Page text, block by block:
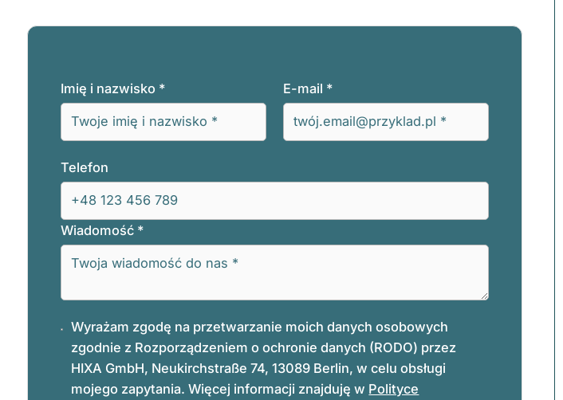
Imię i nazwisko * E-mail *
Telefon
Wiadomość *
Wyrażam zgodę na przetwarzanie moich danych osobowych
zgodnie z Rozporządzeniem o ochronie danych (RODO) przez
HIXA GmbH, Neukirchstraße 74, 13089 Berlin, w celu obsługi
mojego zapytania. Więcej informacji znajduję w Polityce